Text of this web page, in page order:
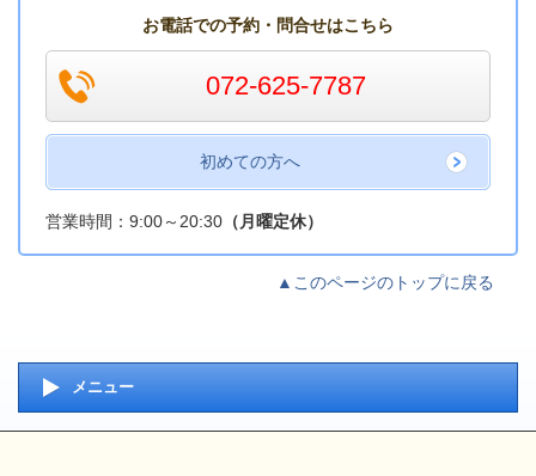
お電話での予約・問合せはこちら
072-625-7787
初めての方へ
営業時間：9:00～20:30 （月曜定休）
▲このページのトップに戻る
メニュー